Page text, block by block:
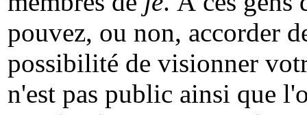
pouvez, ou non, accorder
possibilité de visionner
n'est pas public ainsi que